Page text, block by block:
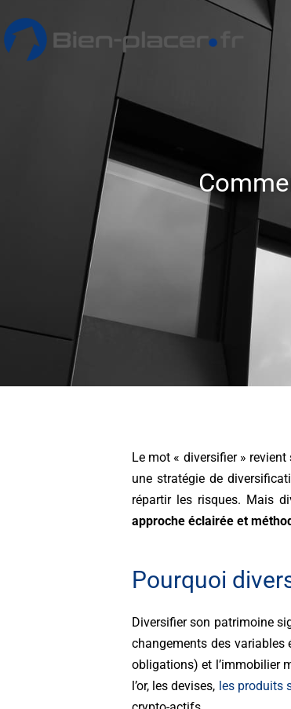
Le mot « diversifier »
une stratégie de
répartir les risques. Mais
approche éclairée et
Pourquoi
Diversifier son patrimoine
changements des variables
obligations) et l’immobilier
l’or, les devises, les produits